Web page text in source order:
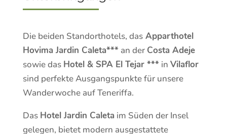
Die beiden Standorthotels, dasApparthotel
Hovima Jardin Caleta***an der Costa Adeje
sowie das Hotel & SPA El Tejar ***in Vilaflor
sind perfekte Ausgangspunkte für unsere
Wanderwoche auf Teneriffa.
Das Hotel Jardin Caleta im Süden der Insel
gelegen, bietet modern ausgestattete